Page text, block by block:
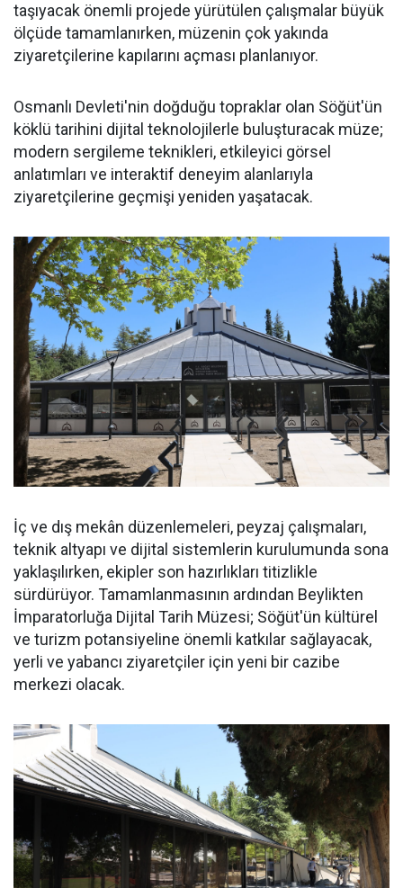
taşıyacak önemli projede yürütülen çalışmalar büyük
ölçüde tamamlanırken, müzenin çok yakında
ziyaretçilerine kapılarını açması planlanıyor.
Osmanlı Devleti'nin doğduğu topraklar olan Söğüt'ün
köklü tarihini dijital teknolojilerle buluşturacak müze;
modern sergileme teknikleri, etkileyici görsel
anlatımları ve interaktif deneyim alanlarıyla
ziyaretçilerine geçmişi yeniden yaşatacak.
İç ve dış mekân düzenlemeleri, peyzaj çalışmaları,
teknik altyapı ve dijital sistemlerin kurulumunda sona
yaklaşılırken, ekipler son hazırlıkları titizlikle
sürdürüyor. Tamamlanmasının ardından Beylikten
İmparatorluğa Dijital Tarih Müzesi; Söğüt'ün kültürel
ve turizm potansiyeline önemli katkılar sağlayacak,
yerli ve yabancı ziyaretçiler için yeni bir cazibe
merkezi olacak.